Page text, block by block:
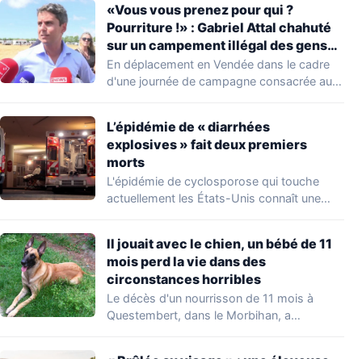
«Vous vous prenez pour qui ?
Pourriture !» : Gabriel Attal chahuté
sur un campement illégal des gens
du voyage
En déplacement en Vendée dans le cadre
d'une journée de campagne consacrée aux
L’épidémie de « diarrhées
explosives » fait deux premiers
morts
L'épidémie de cyclosporose qui touche
actuellement les États-Unis connaît une
Il jouait avec le chien, un bébé de 11
mois perd la vie dans des
circonstances horribles
Le décès d'un nourrisson de 11 mois à
Questembert, dans le Morbihan, a